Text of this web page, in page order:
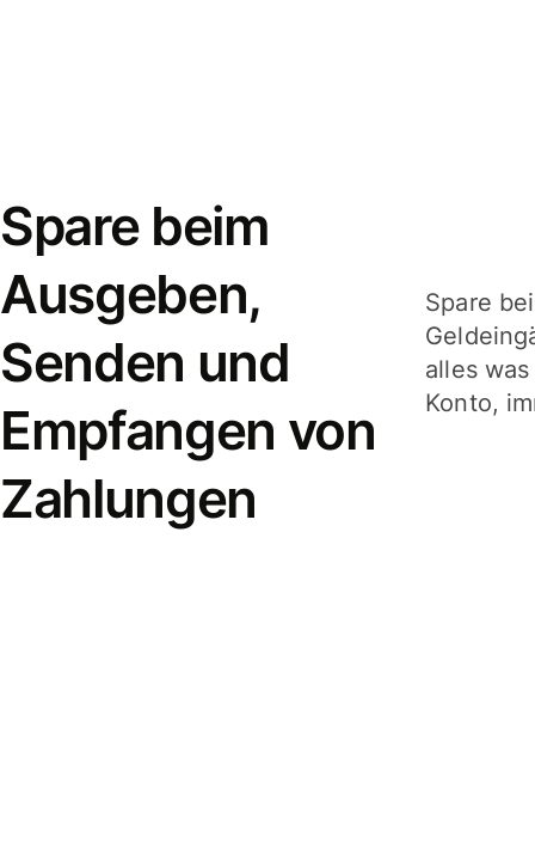
Spare beim
Ausgeben,
Senden und
Empfangen von
Zahlungen
Spare
alles
Konto,